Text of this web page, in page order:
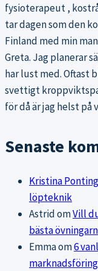
fysioterapeut ,
tar dagen som den
Finland med min
Greta. Jag planerar
har lust med. Oftast
svettigt
för då är jag helst
Senaste
Kristina Ponting
löpteknik
AstridomVill
bästa
Emmaom6